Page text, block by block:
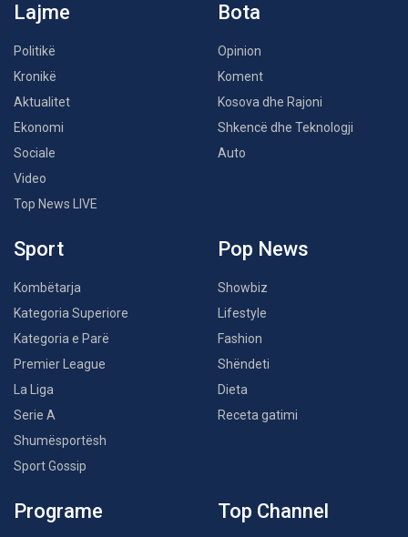
Lajme
Politikë
Kronikë
Aktualitet
Ekonomi
Sociale
Video
Top News LIVE
Bota
Opinion
Koment
Kosova dhe Rajoni
Shkencë dhe Teknologji
Auto
Sport
Kombëtarja
Kategoria Superiore
Kategoria e Parë
Premier League
La Liga
Serie A
Shumësportësh
Sport Gossip
Pop News
Showbiz
Lifestyle
Fashion
Shëndeti
Dieta
Receta gatimi
Programe Top Channel